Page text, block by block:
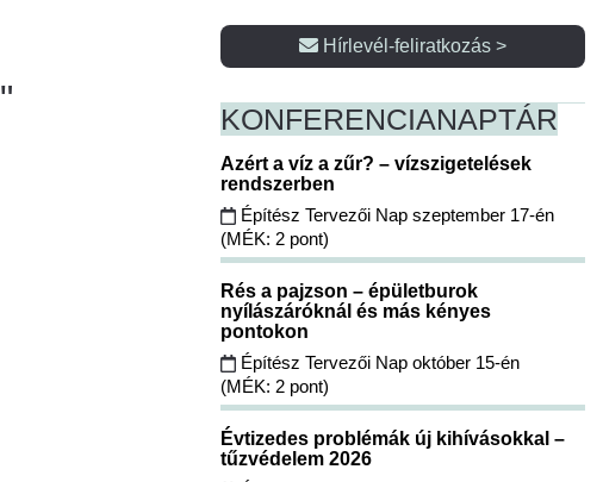
"
Hírlevél-feliratkozás >
KONFERENCIANAPTÁR
Azért a víz a zűr? – vízszigetelések
rendszerben
Építész Tervezői Nap szeptember 17-én
(MÉK: 2 pont)
Rés a pajzson – épületburok
nyílászáróknál és más kényes
pontokon
Építész Tervezői Nap október 15-én
(MÉK: 2 pont)
Évtizedes problémák új kihívásokkal –
tűzvédelem 2026